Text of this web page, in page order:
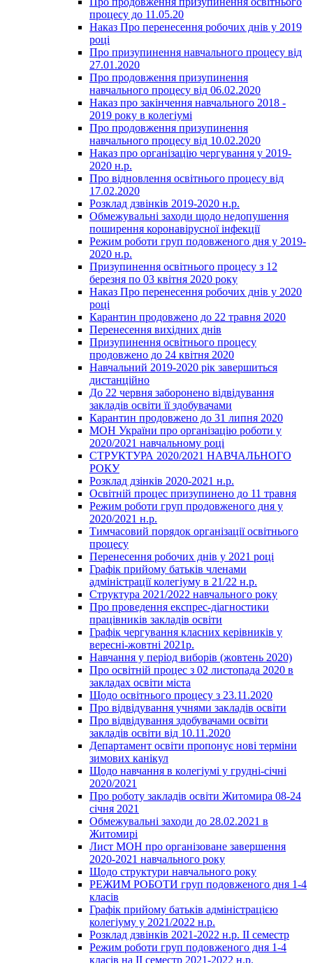
процесу до 11.05.20
Наказ Про перенесення робочих днів у 2019
році
Про призупинення навчального процесу від
27.01.2020
Про продовження призупинення
навчального процесу від 06.02.2020
Наказ про закінчення навчального 2018 -
2019 року в колегіумі
Про продовження призупинення
навчального процесу від 10.02.2020
Наказ про організацію чергування у 2019-
2020 н.р.
Про відновлення освітнього процесу від
17.02.2020
Розклад дзвінків 2019-2020 н.р.
Обмежувальні заходи щодо недопушення
поширення коронавірусної інфекції
Режим роботи груп подовженого дня у 2019-
2020 н.р.
Призупинення освітнього процесу з 12
березня по 03 квітня 2020 року
Наказ Про перенесення робочих днів у 2020
році
Карантин продовжено до 22 травня 2020
Перенесення вихідних днів
Призупинення освітнього процесу
продовжено до 24 квітня 2020
Навчальний 2019-2020 рік завершиться
дистанційно
До 22 червня заборонено відвідування
закладів освіти її здобувачами
Карантин продовжено до 31 липня 2020
МОН України про організацію роботи у
2020/2021 навчальному році
СТРУКТУРА 2020/2021 НАВЧАЛЬНОГО
РОКУ
Розклад дзінків 2020-2021 н.р.
Освітній процес призупинено до 11 травня
Режим роботи груп продовженого дня у
2020/2021 н.р.
Тимчасовий порядок організації освітнього
процесу
Перенесення робочих днів у 2021 році
Графік прийому батьків членами
адміністрації колегіуму в 21/22 н.р.
Структура 2021/2022 навчального року
Про проведення експрес-діагностики
працівників закладів освіти
Графік чергування класних керівників у
вересні-жовтні 2021р.
Навчання у період виборів (жовтень 2020)
Про освітній процес з 02 листопада 2020 в
закладах освіти міста
Щодо освітнього процесу з 23.11.2020
Про відвідування учнями закладів освіти
Про відвідування здобувачами освіти
закладів освіти від 10.11.2020
Департамент освіти пропонує нові терміни
зимових канікул
Щодо навчання в колегіумі у грудні-січні
2020/2021
Про роботу закладів освіти Житомира 08-24
січня 2021
Обмежувальні заходи до 28.02.2021 в
Житомирі
Лист МОН про організоване завершення
2020-2021 навчального року
Щодо структури навчального року
РЕЖИМ РОБОТИ груп подовженого дня 1-4
класів
Графік прийому батьків адміністрацією
колегіуму у 2021/2022 н.р.
Розклад дзвінків 2021-2022 н.р. ІІ семестр
Режим роботи груп подовженого дня 1-4
класів на ІІ семестр 2021-2022 н.р.